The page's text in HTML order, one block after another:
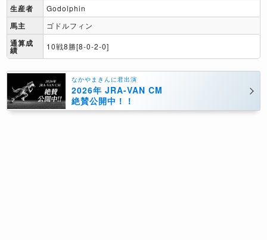
生産者 Godolphin
馬主 ゴドルフィン
通算成
績 10戦8勝[8-0-2-0]
なかやまきんに君出演
2026年 JRA-VAN CM
絶賛公開中！！